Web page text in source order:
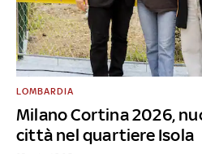
Milano Cortina 2026,
città nel quartiere Isola
LOMBARDIA